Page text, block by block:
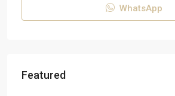
WhatsApp
Featured